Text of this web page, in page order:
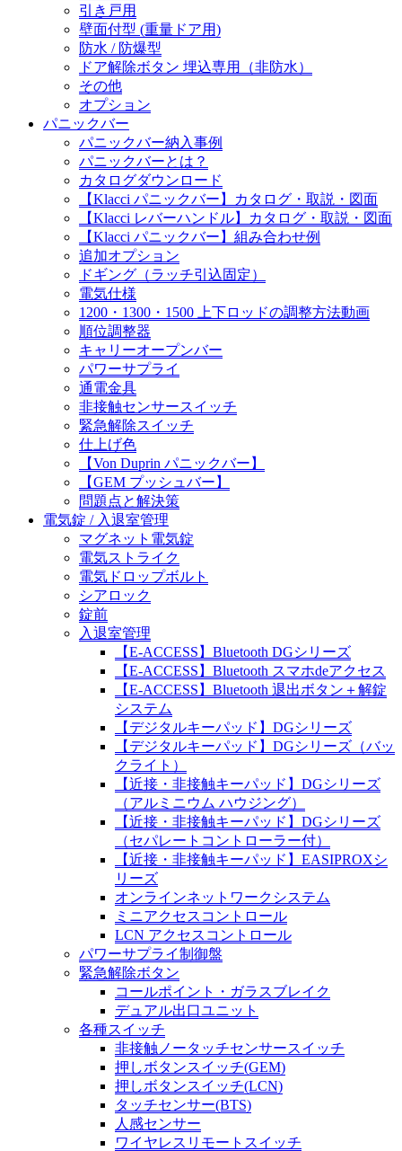
引き戸用
壁面付型 (重量ドア用)
防水 / 防爆型
ドア解除ボタン 埋込専用（非防水）
その他
オプション
パニックバー
パニックバー納入事例
パニックバーとは？
カタログダウンロード
【Klacci パニックバー】カタログ・取説・図面
【Klacci レバーハンドル】カタログ・取説・図面
【Klacci パニックバー】組み合わせ例
追加オプション
ドギング（ラッチ引込固定）
電気仕様
1200・1300・1500 上下ロッドの調整方法動画
順位調整器
キャリーオープンバー
パワーサプライ
通電金具
非接触センサースイッチ
緊急解除スイッチ
仕上げ色
【Von Duprin パニックバー】
【GEM プッシュバー】
問題点と解決策
電気錠 / 入退室管理
マグネット電気錠
電気ストライク
電気ドロップボルト
シアロック
錠前
入退室管理
【E-ACCESS】Bluetooth DGシリーズ
【E-ACCESS】Bluetooth スマホdeアクセス
【E-ACCESS】Bluetooth 退出ボタン＋解錠
システム
【デジタルキーパッド】DGシリーズ
【デジタルキーパッド】DGシリーズ（バッ
クライト）
【近接・非接触キーパッド】DGシリーズ
（アルミニウム ハウジング）
【近接・非接触キーパッド】DGシリーズ
（セパレートコントローラー付）
【近接・非接触キーパッド】EASIPROXシ
リーズ
オンラインネットワークシステム
ミニアクセスコントロール
LCN アクセスコントロール
パワーサプライ制御盤
緊急解除ボタン
コールポイント・ガラスブレイク
デュアル出口ユニット
各種スイッチ
非接触ノータッチセンサースイッチ
押しボタンスイッチ(GEM)
押しボタンスイッチ(LCN)
タッチセンサー(BTS)
人感センサー
ワイヤレスリモートスイッチ